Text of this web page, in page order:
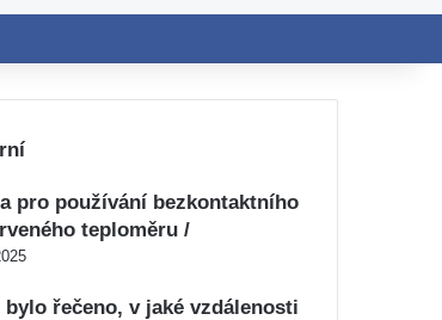
pro používání bezkontaktního
teploměru /
bylo řečeno, v jaké vzdálenosti